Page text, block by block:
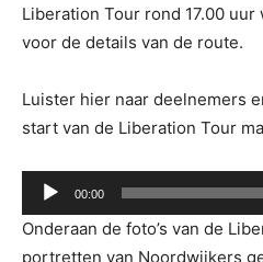
Liberation Tour rond 17.00
voor de details van de route.
Luister hier naar deelnemers
start van de Liberation Tour
Audiospeler
00:00
Onderaan de foto’s van de
portretten van Noordwijkers